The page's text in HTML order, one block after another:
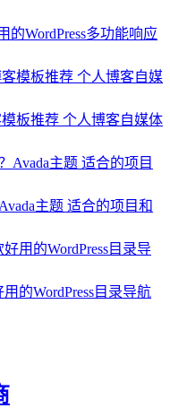
的WordPress多功能响应
板推荐 个人博客自媒体
主题 适合的项目和
的WordPress目录导航